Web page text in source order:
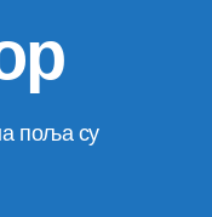
поља су